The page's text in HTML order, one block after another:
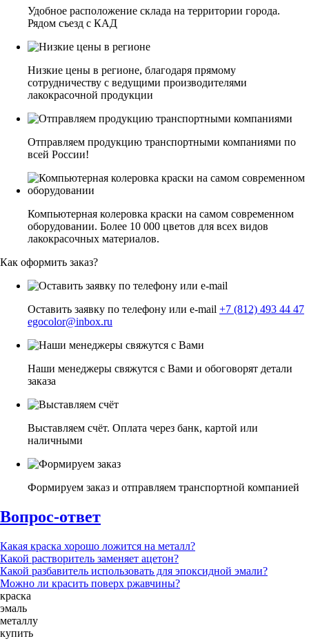
Удобное расположение склада на территории города.
Рядом съезд с КАД
Низкие цены в регионе, благодаря прямому
сотрудничеству с ведущими производителями
лакокрасочной продукции
Отправляем продукцию транспортными компаниями по
всей России!
Компьютерная колеровка краски на самом современном
оборудовании. Более 10 000 цветов для всех видов
лакокрасочных материалов.
Как оформить заказ?
Оставить заявку по телефону или e-mail +7 (812) 493 44 47
egocolor@inbox.ru
Наши менеджеры свяжутся с Вами и обоговорят детали
заказа
Выставляем счёт. Оплата через банк, картой или
наличными
Формируем заказ и отправляем транспортной компанией
Вопрос-ответ
Какая краска хорошо ложится на металл?
Какой растворитель заменяет ацетон?
Какой разбавитель использовать для эпоксидной эмали?
Можно ли красить поверх ржавчины?
краска
эмаль
металлу
купить